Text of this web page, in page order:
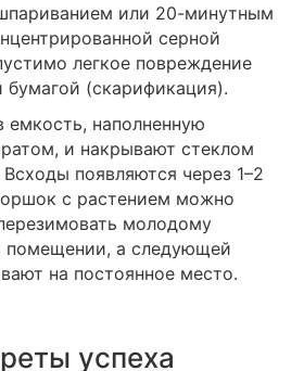
или 20-минутным
серной
легкое повреждение
(скарификация).
наполненную
и накрывают стеклом
появляются через 1–2
с растением можно
молодому
помещении, а следующей
на постоянное место.
успеха